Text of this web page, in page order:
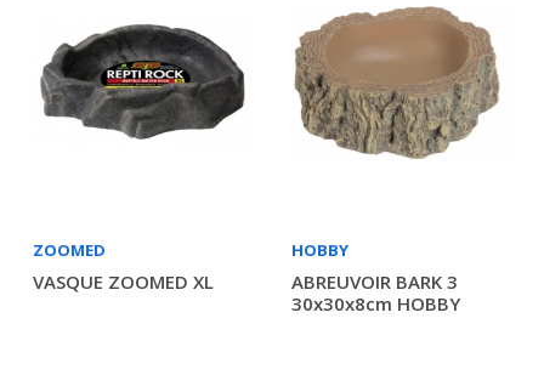
ZOOMED
VASQUE ZOOMED XL
HOBBY
ABREUVOIR BARK 3
30x30x8cm HOBBY